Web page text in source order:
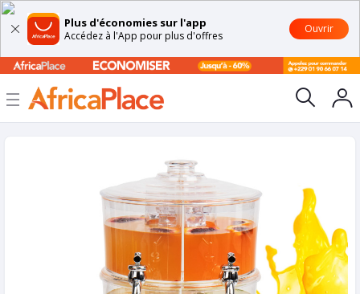
Plus d'économies sur l'app
Accédez à l'App pour plus d'offres
Ouvrir